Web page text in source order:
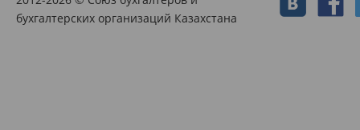
бухгалтерских организаций Казахстана